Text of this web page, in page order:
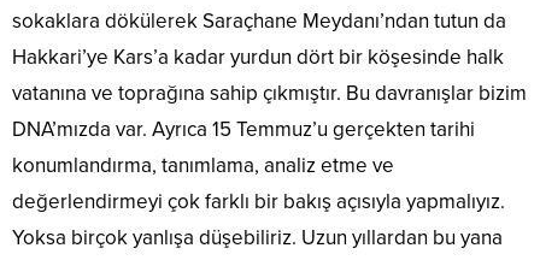
sokaklara dökülerek Saraçhane Meydanı’ndan tutun da
Hakkari’ye Kars’a kadar yurdun dört bir köşesinde halk
vatanına ve toprağına sahip çıkmıştır. Bu davranışlar bizim
DNA’mızda var. Ayrıca 15 Temmuz’u gerçekten tarihi
konumlandırma, tanımlama, analiz etme ve
değerlendirmeyi çok farklı bir bakış açısıyla yapmalıyız.
Yoksa birçok yanlışa düşebiliriz. Uzun yıllardan bu yana